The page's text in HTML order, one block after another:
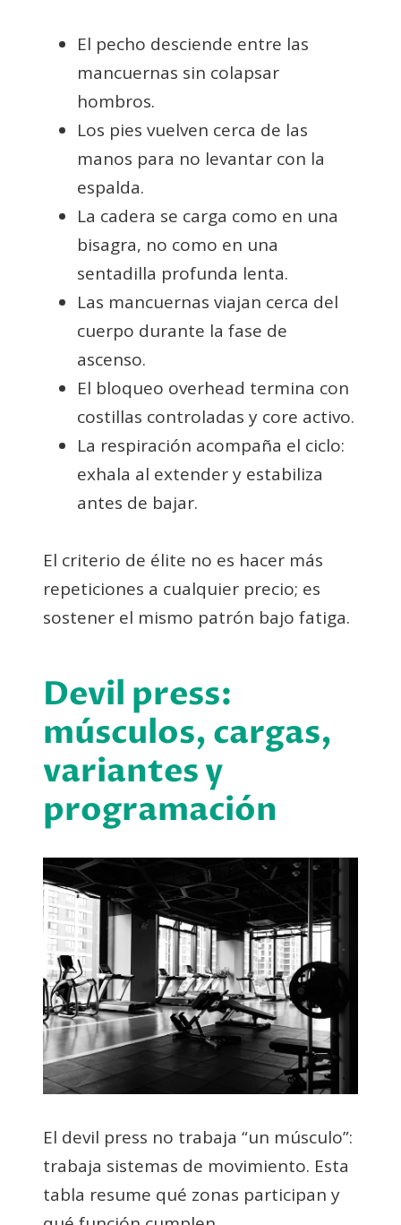
El pecho desciende entre las
mancuernas sin colapsar
hombros.
Los pies vuelven cerca de las
manos para no levantar con la
espalda.
La cadera se carga como en una
bisagra, no como en una
sentadilla profunda lenta.
Las mancuernas viajan cerca del
cuerpo durante la fase de
ascenso.
El bloqueo overhead termina con
costillas controladas y core activo.
La respiración acompaña el ciclo:
exhala al extender y estabiliza
antes de bajar.
El criterio de élite no es hacer más
repeticiones a cualquier precio; es
sostener el mismo patrón bajo fatiga.
Devil press:
músculos, cargas,
variantes y
programación
El devil press no trabaja “un músculo”:
trabaja sistemas de movimiento. Esta
tabla resume qué zonas participan y